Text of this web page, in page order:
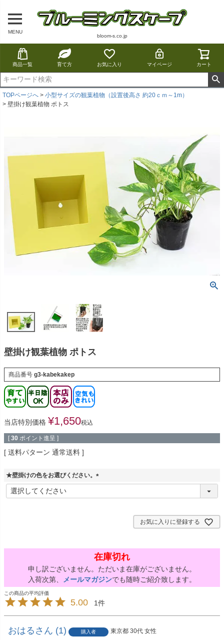
MENU
bloom-s.co.jp
商品一覧 育て方 お気に入り マイページ カート
TOPページへ
小型サイズの観葉植物（設置後高さ 約20ｃｍ～1m）
壁掛け観葉植物 ポトス
壁掛け観葉植物 ポトス
商品番号 g3-kabekakep
当店特別価格 ¥1,650税込
[ 30 ポイント進呈 ]
送料パターン 通常送料
★壁掛けの色をお選びください。
(
お気に入りに登録する
在庫切れ
申し訳ございません。ただいま在庫がございません。
入荷次第、
メールマガジンでも随時ご紹介致します。
5.00 1
おはる 1 購入者 東京都 30代 女性